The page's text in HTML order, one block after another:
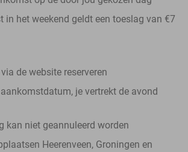
in het weekend geldt een toeslag van €7
de website reserveren
je vertrekt de avond
kan niet geannuleerd worden
Heerenveen, Groningen en